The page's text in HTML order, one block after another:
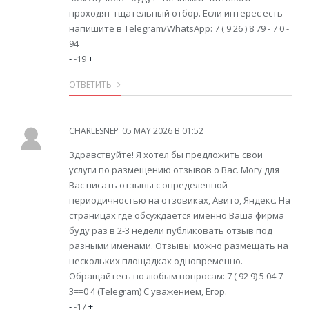
проходят тщательный отбор. Если интерес есть -
напишите в Telegram/WhatsApp: 7 ( 9 26 ) 8 79 - 7 0 -
94
--19+
ОТВЕТИТЬ
CHARLESNEP 05 MAY 2026 В 01:52
Здравствуйте! Я хотел бы предложить свои
услуги по размещению отзывов о Вас. Могу для
Вас писать отзывы с определенной
периодичностью на отзовиках, Авито, Яндекс. На
страницах где обсуждается именно Ваша фирма
буду раз в 2-3 недели публиковать отзыв под
разными именами. Отзывы можно размещать на
нескольких площадках одновременно.
Обращайтесь по любым вопросам: 7 ( 92 9) 5 04 7
3==0 4 (Telegram) С уважением, Егор.
--17+